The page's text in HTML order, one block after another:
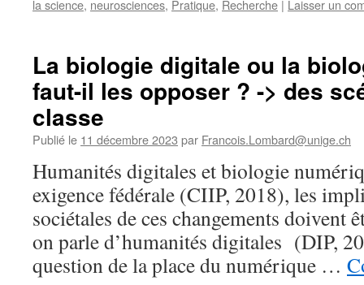
la science, neurosciences, Pratique, Recherche | Laisser un
La biologie digitale ou la
faut-il les opposer ? -> des
classe
Publié le 11 décembre 2023 par Francois.Lombard@unige.ch
Humanités digitales et biologie
exigence fédérale (CIIP, 2018), les
sociétales de ces changements doivent
on parle d’humanités digitales (DIP,
question de la place du numérique …